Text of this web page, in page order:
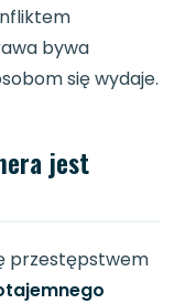
bywa
się wydaje.
jest
przestępstwem